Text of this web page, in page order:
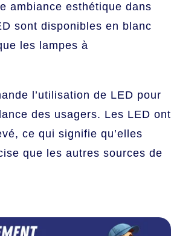
ambiance esthétique dans
sont disponibles en blanc
les lampes à
l’utilisation de LED pour
des usagers. Les LED ont
ce qui signifie qu’elles
que les autres sources de